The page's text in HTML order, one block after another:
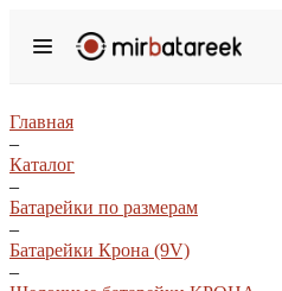
Главная
–
Каталог
–
Батарейки по размерам
–
Батарейки Крона (9V)
–